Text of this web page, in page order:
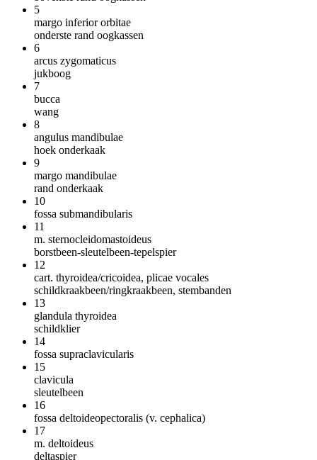
5
margo inferior orbitae
onderste rand oogkassen
6
arcus zygomaticus
jukboog
7
bucca
wang
8
angulus mandibulae
hoek onderkaak
9
margo mandibulae
rand onderkaak
10
fossa submandibularis
11
m. sternocleidomastoideus
borstbeen-sleutelbeen-tepelspier
12
cart. thyroidea/cricoidea, plicae vocales
schildkraakbeen/ringkraakbeen, stembanden
13
glandula thyroidea
schildklier
14
fossa supraclavicularis
15
clavicula
sleutelbeen
16
fossa deltoideopectoralis (v. cephalica)
17
m. deltoideus
deltaspier